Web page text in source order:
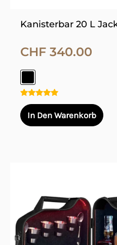
Kanisterbar 20 L
CHF 340.00
Bewertet
mit
5.00
von 5
In Den Warenkorb